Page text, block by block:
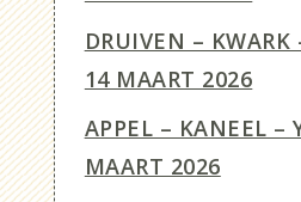
DRUIVEN –
14 MAART 2026
APPEL – KANEEL –
MAART 2026